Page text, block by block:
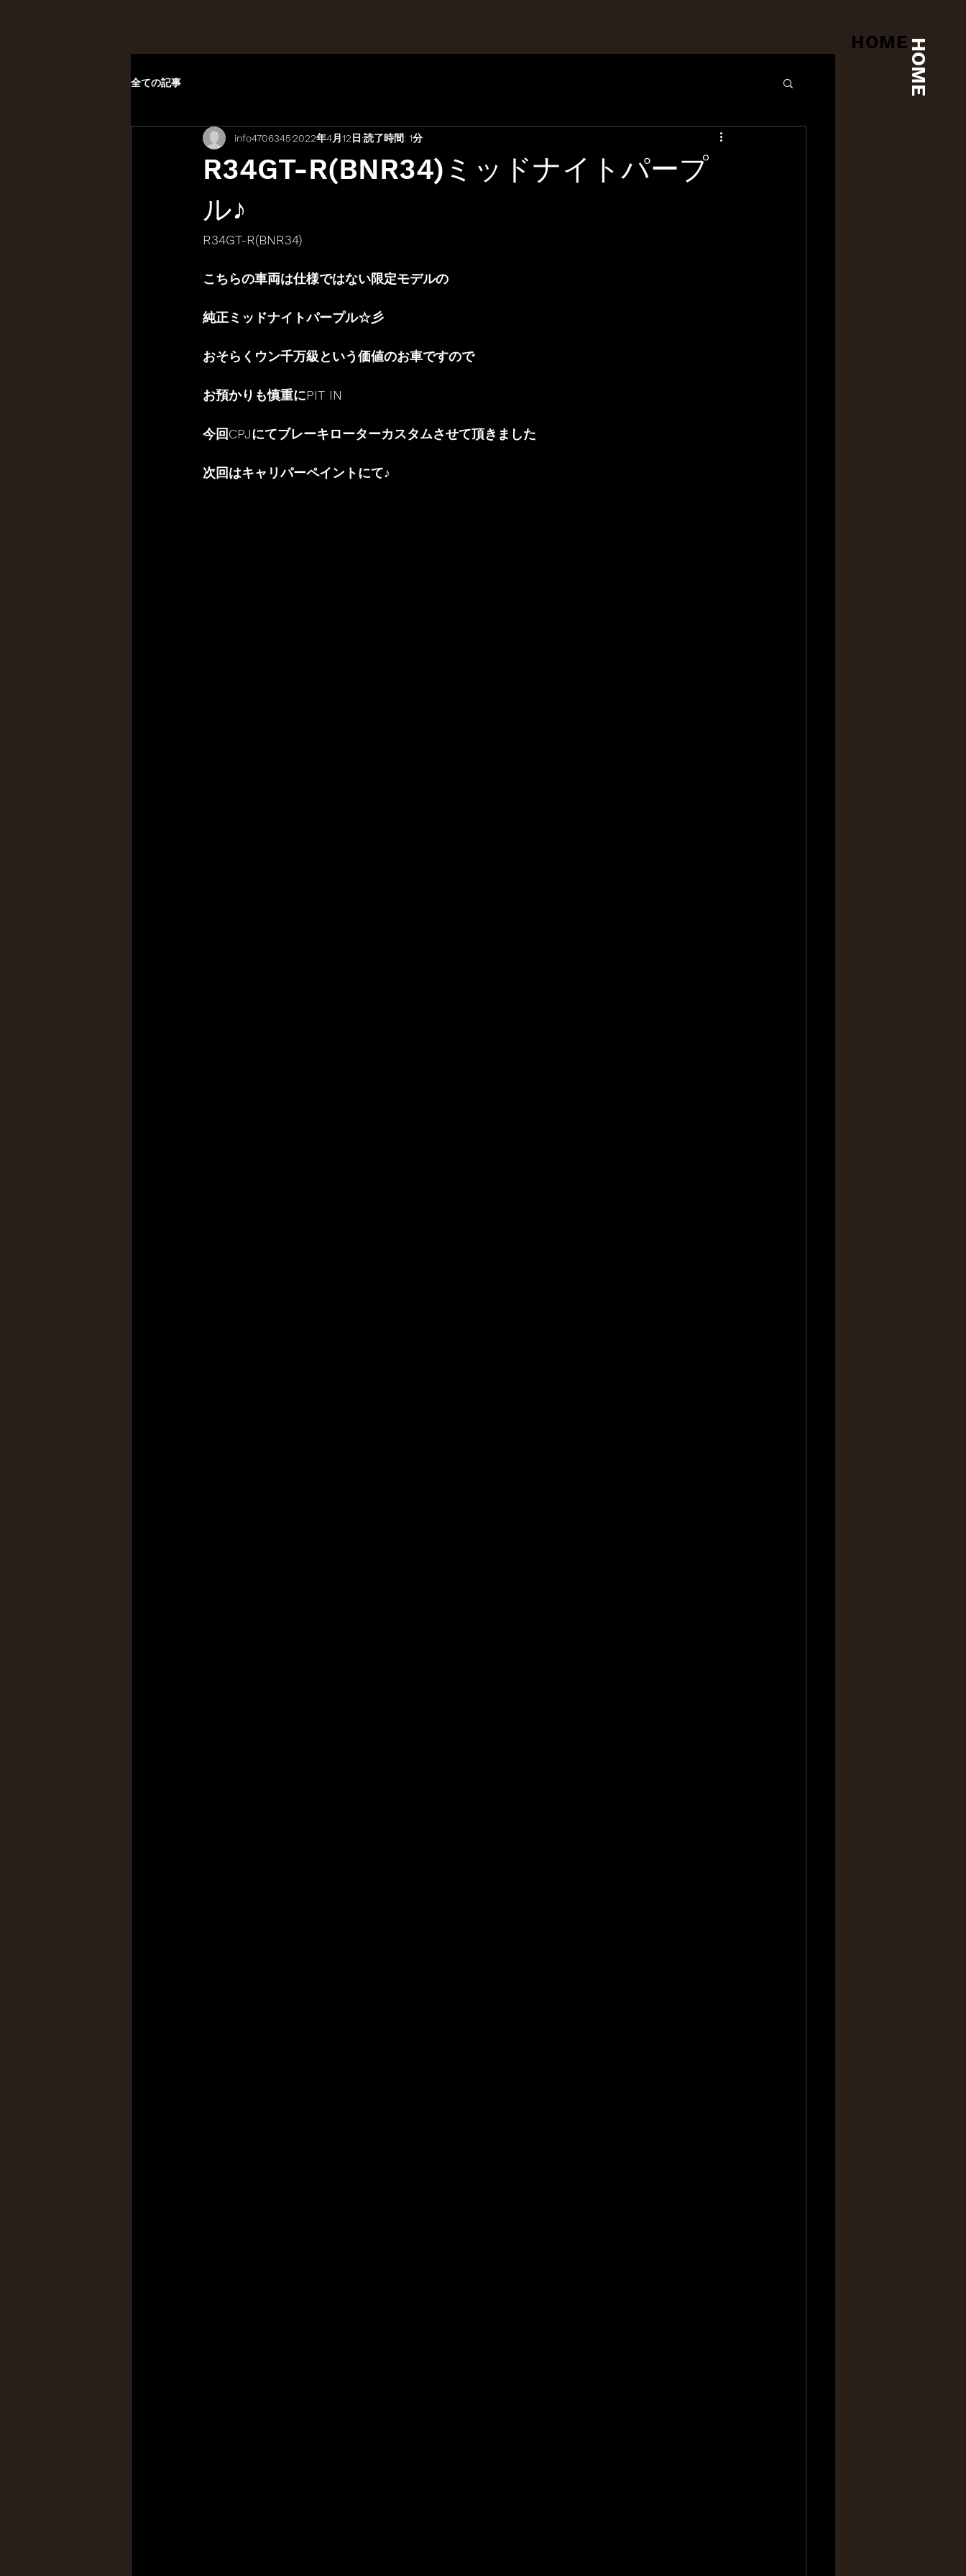
HOMEHOME
全ての記事
R34GT-R(BNR34)ミッドナイトパープ
ル♪
info47063452022年4月12日 読了時間: 1分
R34GT-R(BNR34)
こちらの車両は仕様ではない限定モデルの
純正ミッドナイトパープル☆彡
おそらくウン千万級という価値のお車ですので
お預かりも慎重にPIT IN
今回CPJにてブレーキローターカスタムさせて頂きました
次回はキャリパーペイントにて♪